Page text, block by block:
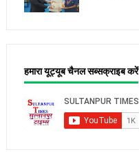
हमारा यूट्यूब चैनल सब्सक्राइब करें